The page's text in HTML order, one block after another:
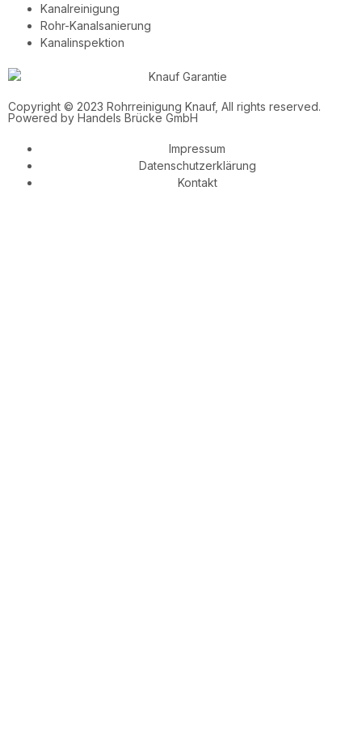
Kanalreinigung
Rohr-Kanalsanierung
Kanalinspektion
Copyright © 2023 Rohrreinigung Knauf, All rights reserved.
Powered by Handels Brücke GmbH
Impressum
Datenschutz­erklärung
Kontakt